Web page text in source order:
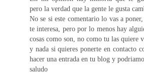
pero la verdad que la gente le gusta
No se si este comentario lo vas a
te interesa, pero por lo menos hay
cosas como son, no como tu las quiere
y nada si quieres ponerte en contacto
hacer una entrada en tu blog y
saludo